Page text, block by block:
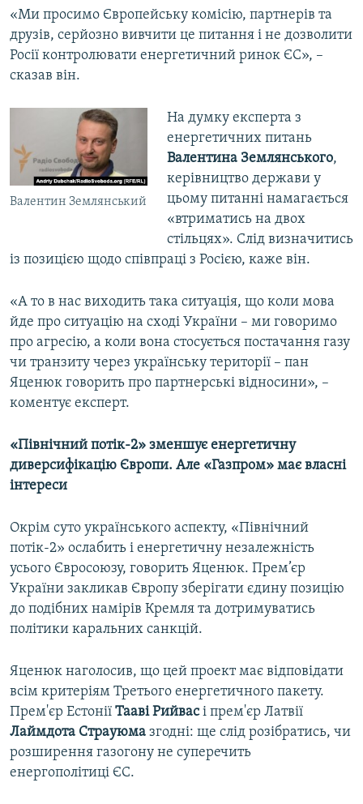
«Ми просимо Європейську комісію, партнерів та
друзів, серйозно вивчити це питання і не дозволити
Росії контролювати енергетичний ринок ЄС», –
сказав він.
Валентин Землянський
На думку експерта з
енергетичних питань
Валентина Землянського,
керівництво держави у
цьому питанні намагається
«втриматись на двох
стільцях». Слід визначитись
із позицією щодо співпраці з Росією, каже він.
«А то в нас виходить така ситуація, що коли мова
йде про ситуацію на сході України – ми говоримо
про агресію, а коли вона стосується постачання газу
чи транзиту через українську території – пан
Яценюк говорить про партнерські відносини», –
коментує експерт.
«Північний потік-2» зменшує енергетичну
диверсифікацію Європи. Але «Газпром» має власні
інтереси
Окрім суто українського аспекту, «Північний
потік-2» ослабить і енергетичну незалежність
усього Євросоюзу, говорить Яценюк. Прем’єр
України закликав Європу зберігати єдину позицію
до подібних намірів Кремля та дотримуватись
політики каральних санкцій.
Яценюк наголосив, що цей проект має відповідати
всім критеріям Третього енергетичного пакету.
Прем'єр Естонії Тааві Рийвасі прем'єр Латвії
Лаймдота Страуюма згодні: ще слід розібратись, чи
розширення газогону не суперечить
енергополітиці ЄС.